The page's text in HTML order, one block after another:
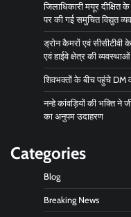
जिलाधिकारी मयूर दीक्षित
पर की गई समुचित विद्युत
ड्रोन कैमरों एवं सीसीटीवी
एवं हाईवे क्षेत्र की
शिवभक्तों के बीच पहुंचे DM
नन्हे कांवड़ियों की भक्ति ने
का अनुपम उदाहरण
Categories
Blog
Breaking News